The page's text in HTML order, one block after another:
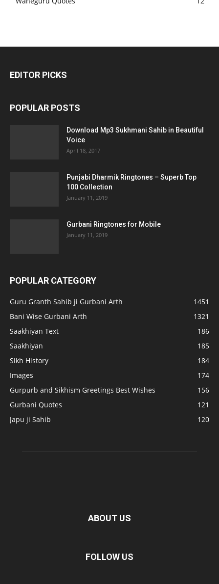
EDITOR PICKS
POPULAR POSTS
Download Mp3 Sukhmani Sahib in Beautiful
Voice
April 18, 2017
Punjabi Dharmik Ringtones – Superb Top
100 Collection
January 11, 2019
Gurbani Ringtones for Mobile
January 11, 2019
POPULAR CATEGORY
Guru Granth Sahib ji Gurbani Arth
1451
Bani Wise Gurbani Arth
1321
Saakhiyan Text
186
Saakhiyan
185
Sikh History
184
Images
174
Gurpurb and Sikhism Greetings Best Wishes
156
Gurbani Quotes
121
Japu ji Sahib
120
ABOUT US
FOLLOW US